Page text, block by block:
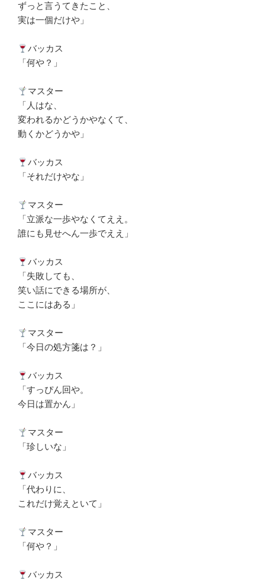
ずっと言うてきたこと、
実は一個だけや」
バッカス
「何や？」
マスター
「人はな、
変われるかどうかやなくて、
動くかどうかや」
バッカス
「それだけやな」
マスター
「立派な一歩やなくてええ。
誰にも見せへん一歩でええ」
バッカス
「失敗しても、
笑い話にできる場所が、
ここにはある」
マスター
「今日の処方箋は？」
バッカス
「すっぴん回や。
今日は置かん」
マスター
「珍しいな」
バッカス
「代わりに、
これだけ覚えといて」
マスター
「何や？」
バッカス